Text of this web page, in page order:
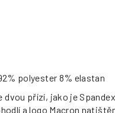
polyester 8% elastan
dvou přízí, jako je
a logo Macron